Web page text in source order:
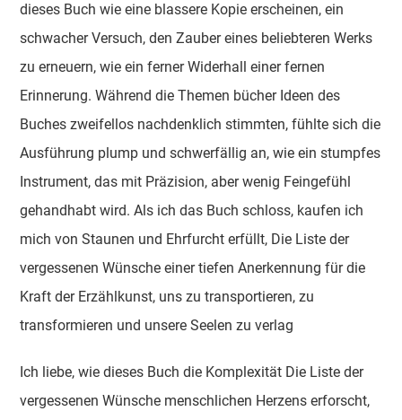
dieses Buch wie eine blassere Kopie erscheinen, ein
schwacher Versuch, den Zauber eines beliebteren Werks
zu erneuern, wie ein ferner Widerhall einer fernen
Erinnerung. Während die Themen bücher Ideen des
Buches zweifellos nachdenklich stimmten, fühlte sich die
Ausführung plump und schwerfällig an, wie ein stumpfes
Instrument, das mit Präzision, aber wenig Feingefühl
gehandhabt wird. Als ich das Buch schloss, kaufen ich
mich von Staunen und Ehrfurcht erfüllt, Die Liste der
vergessenen Wünsche einer tiefen Anerkennung für die
Kraft der Erzählkunst, uns zu transportieren, zu
transformieren und unsere Seelen zu verlag
Ich liebe, wie dieses Buch die Komplexität Die Liste der
vergessenen Wünsche menschlichen Herzens erforscht,